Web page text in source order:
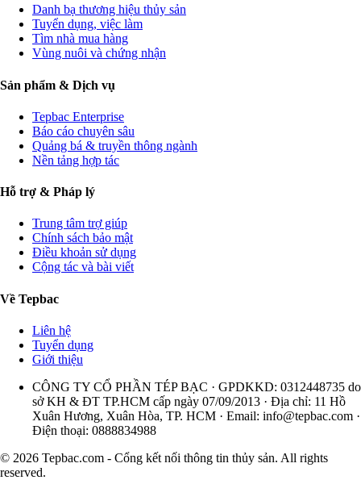
Danh bạ thương hiệu thủy sản
Tuyển dụng, việc làm
Tìm nhà mua hàng
Vùng nuôi và chứng nhận
Sản phẩm & Dịch vụ
Tepbac Enterprise
Báo cáo chuyên sâu
Quảng bá & truyền thông ngành
Nền tảng hợp tác
Hỗ trợ & Pháp lý
Trung tâm trợ giúp
Chính sách bảo mật
Điều khoản sử dụng
Cộng tác và bài viết
Về Tepbac
Liên hệ
Tuyển dụng
Giới thiệu
CÔNG TY CỔ PHẦN TÉP BẠC · GPDKKD: 0312448735 do
sở KH & ĐT TP.HCM cấp ngày 07/09/2013 · Địa chỉ: 11 Hồ
Xuân Hương, Xuân Hòa, TP. HCM · Email: info@tepbac.com ·
Điện thoại: 0888834988
© 2026 Tepbac.com - Cổng kết nối thông tin thủy sản. All rights
reserved.